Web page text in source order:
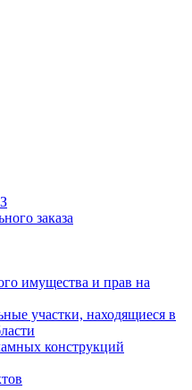
заказа
имущества и прав на
участки, находящиеся в
конструкций